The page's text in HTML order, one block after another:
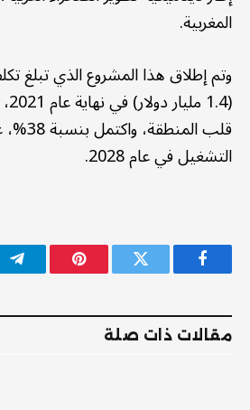
المغربية.
قلب
التشغيل في عام 2028.
فيسبوك تويتر بينتيريست
مقالات ذات صلة